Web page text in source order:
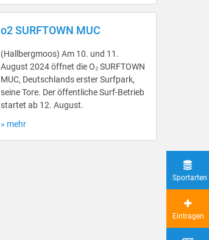
o2 SURFTOWN MUC
(Hallbergmoos) Am 10. und 11.
August 2024 öffnet die O₂ SURFTOWN
MUC, Deutschlands erster Surfpark,
seine Tore. Der öffentliche Surf-Betrieb
startet ab 12. August.
» mehr
Sportarten
Eintragen